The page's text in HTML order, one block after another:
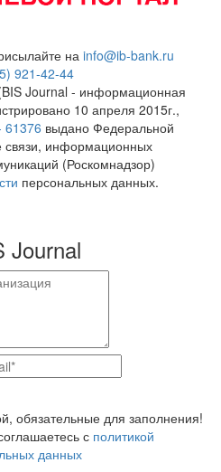
на info@ib-bank.ru
921-42-44
Journal - информационная
10 апреля 2015г.,
61376 выдано Федеральной
связи, информационных
(Роскомнадзор)
персональных данных.
Journal
обязательные для заполнения!
с политикой
данных